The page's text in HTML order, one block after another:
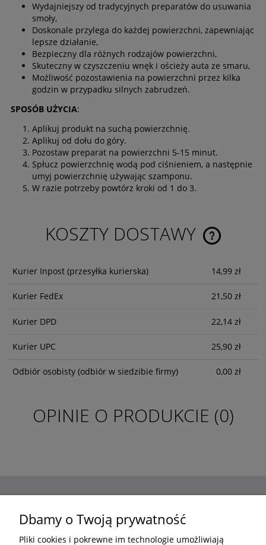
Wydajniejszy od tradycyjnych preparatów do usuwania
smoły,
Doskonale przylega do każdej powierzchni, zapewniając
lepsze działanie,
Bezpieczny dla różnych rodzajów powierzchni,
Skuteczny w czyszczeniu wnęk i ościeży auta ze smaru,
Możliwość pozostawienia na powierzchni przez kilka
godzin w przypadku silnych zabrudzeń.
SPOSÓB UŻYCIA:
Aplikuj produkt na suchą powierzchnię.
Aplikuj od dołu do góry.
Pozostaw preparat na powierzchni 5-15 minut.
Spłucz powierzchnię wodą pod ciśnieniem, a następnie
umyj powierzchnię używając szamponu.
W razie potrzeby powtórz kroki od 1 do 3.
KOSZTY DOSTAWY
CENA NIE
Kurier Inpost (przesyłka kurierska) 14,99 zł
Kurier FedEx 21,50 zł
Kurier DPD 22,14 zł
Kurier UPC 25,90 zł
Odbiór osobisty (odbiór w siedzibie firmy) 0,00 zł
OPINIE O PRODUKCIE (0)
Dbamy o Twoją prywatność
Pliki cookies i pokrewne im technologie umożliwiają